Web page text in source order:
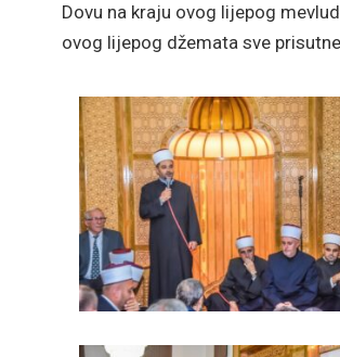
Dovu na kraju ovog lijepog
ovog lijepog džemata sve